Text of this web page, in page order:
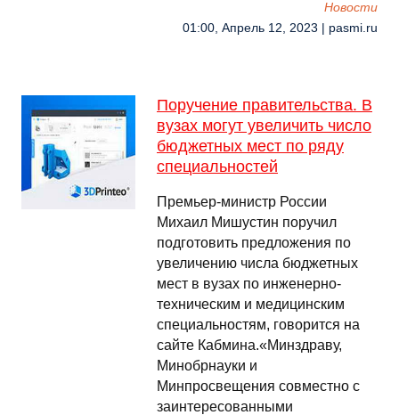
Новости
01:00, Апрель 12, 2023 | pasmi.ru
Поручение правительства. В
вузах могут увеличить число
бюджетных мест по ряду
специальностей
Премьер-министр России
Михаил Мишустин поручил
подготовить предложения по
увеличению числа бюджетных
мест в вузах по инженерно-
техническим и медицинским
специальностям, говорится на
сайте Кабмина.«Минздраву,
Минобрнауки и
Минпросвещения совместно с
заинтересованными